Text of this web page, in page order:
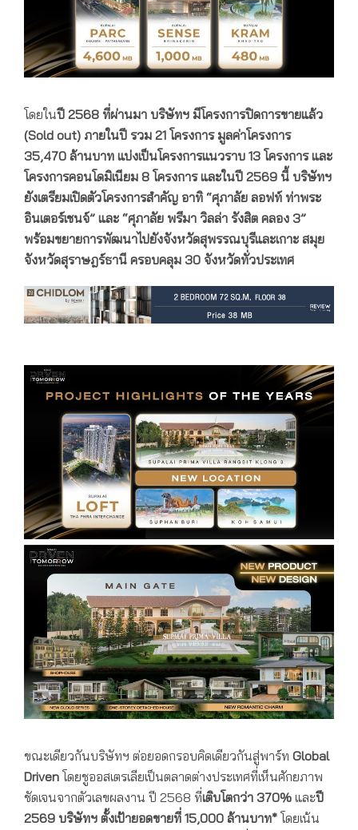
โดยในปี 2568 ที่ผ่านมา บริษัทฯ มีโครงการปิดการขายแล้ว
(Sold out) ภายในปี รวม 21 โครงการ มูลค่าโครงการ
35,470 ล้านบาท แบ่งเป็นโครงการแนวราบ 13 โครงการ และ
โครงการคอนโดมิเนียม 8 โครงการ และในปี 2569 นี้ บริษัทฯ
ยังเตรียมเปิดตัวโครงการสำคัญ อาทิ “ศุภาลัย ลอฟท์ ท่าพระ
อินเตอร์เชนจ์” และ “ศุภาลัย พรีมา วิลล่า รังสิต คลอง 3”
พร้อมขยายการพัฒนาไปยังจังหวัดสุพรรณบุรีและเกาะ สมุย
จังหวัดสุราษฎร์ธานี ครอบคลุม 30 จังหวัดทั่วประเทศ
ขณะเดียวกันบริษัทฯ ต่อยอดกรอบคิดเดียวกันสู่พาร์ท Global
Driven โดยชูออสเตรเลียเป็นตลาดต่างประเทศที่เห็นศักยภาพ
ชัดเจนจากตัวเลขผลงาน ปี 2568 ที่เติบโตกว่า 370% และปี
2569 บริษัทฯ ตั้งเป้ายอดขายที่ 15,000 ล้านบาท* โดยเน้น